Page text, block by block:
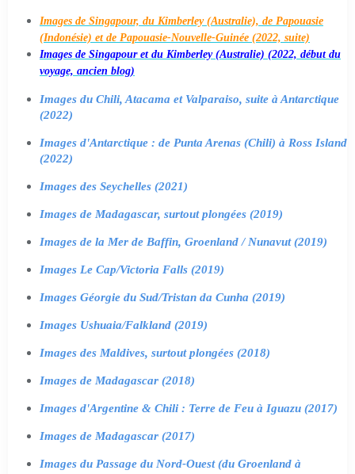
Images de Singapour, du Kimberley (Australie), de Papouasie
(Indonésie) et de Papouasie-Nouvelle-Guinée (2022, suite)
Images de Singapour et du Kimberley (Australie) (2022, début du
voyage, ancien blog)
Images du Chili, Atacama et Valparaiso, suite à Antarctique
(2022)
Images d'Antarctique : de Punta Arenas (Chili) à Ross Island
(2022)
Images des Seychelles (2021)
Images de Madagascar, surtout plongées (2019)
Images de la Mer de Baffin, Groenland / Nunavut (2019)
Images Le Cap/Victoria Falls (2019)
Images Géorgie du Sud/Tristan da Cunha (2019)
Images Ushuaia/Falkland (2019)
Images des Maldives, surtout plongées (2018)
Images de Madagascar (2018)
Images d'Argentine & Chili : Terre de Feu à Iguazu (2017)
Images de Madagascar (2017)
Images du Passage du Nord-Ouest (du Groenland à